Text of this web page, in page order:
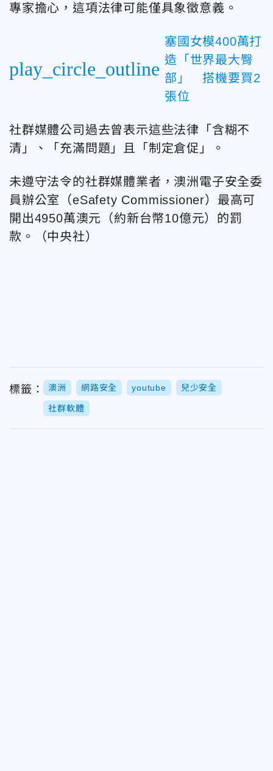
專家擔心，這項法律可能僅具象徵意義。
play_circle_outline
塞國女模400萬打
造「世界最大臀
部」 搭機要買2
張位
社群媒體公司過去曾表示這些法律「含糊不
清」、「充滿問題」且「制定倉促」。
未遵守法令的社群媒體業者，澳洲電子安全委
員辦公室（eSafety Commissioner）最高可
開出4950萬澳元（約新台幣10億元）的罰
款。（中央社）
標籤： 澳洲 網路安全 youtube 兒少安全
社群軟體